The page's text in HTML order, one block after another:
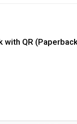
with QR